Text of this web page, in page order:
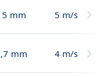
mm 5 m/s
mm 4 m/s